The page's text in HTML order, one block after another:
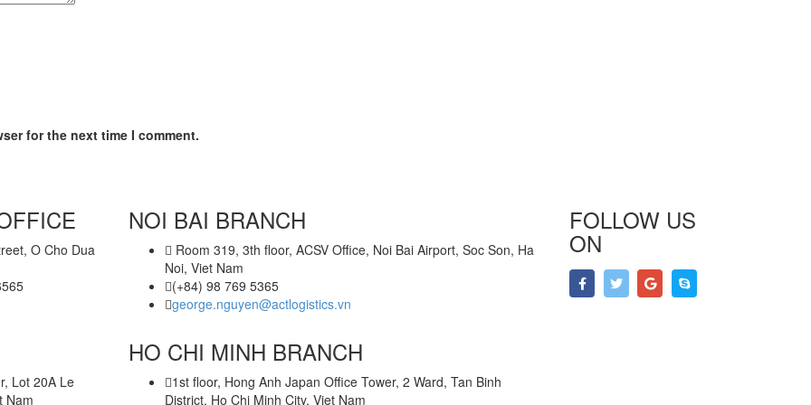
for the next time I comment.
O Cho Dua
Lot 20A Le
Nam
NOI BAI BRANCH
Room 319, 3th floor, ACSV Office, Noi Bai Airport, Soc Son, Ha
Noi, Viet Nam
(+84) 98 769 5365
george.nguyen@actlogistics.vn
HO CHI MINH BRANCH
1st floor, Hong Anh Japan Office Tower, 2 Ward, Tan Binh
District, Ho Chi Minh City, Viet Nam
FOLLOW US
ON